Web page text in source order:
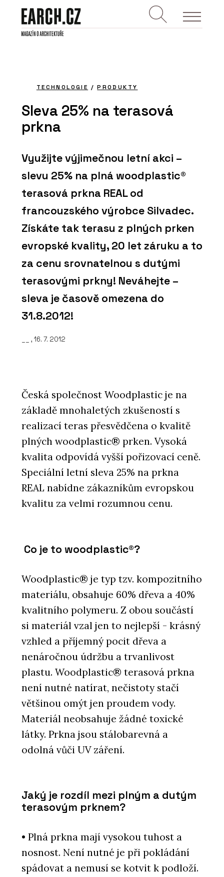
TECHNOLOGIE /PRODUKTY
Sleva 25% na terasová
prkna
Využijte výjimečnou letní akci –
slevu 25% na plná woodplastic®
terasová prkna REAL od
francouzského výrobce Silvadec.
Získáte tak terasu z plných prken
evropské kvality, 20 let záruku a to
za cenu srovnatelnou s dutými
terasovými prkny! Neváhejte –
sleva je časově omezena do
31.8.2012!
__ , 16. 7. 2012
Česká společnost Woodplastic je na
základě mnohaletých zkušeností s
realizací teras přesvědčena o kvalitě
plných woodplastic® prken. Vysoká
kvalita odpovídá vyšší pořizovací ceně.
Speciální letní sleva 25% na prkna
REAL nabídne zákazníkům evropskou
kvalitu za velmi rozumnou cenu.
Co je to woodplastic®?
Woodplastic® je typ tzv. kompozitního
materiálu, obsahuje 60% dřeva a 40%
kvalitního polymeru. Z obou součástí
si materiál vzal jen to nejlepší - krásný
vzhled a příjemný pocit dřeva a
nenáročnou údržbu a trvanlivost
plastu. Woodplastic® terasová prkna
není nutné natírat, nečistoty stačí
většinou omýt jen proudem vody.
Materiál neobsahuje žádné toxické
látky. Prkna jsou stálobarevná a
odolná vůči UV záření.
Jaký je rozdíl mezi plným a dutým
terasovým prknem?
• Plná prkna mají vysokou tuhost a
nosnost. Není nutné je při pokládání
spádovat a nemusí se kotvit k podloží.